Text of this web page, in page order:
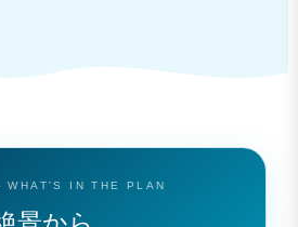
IN THE PLAN